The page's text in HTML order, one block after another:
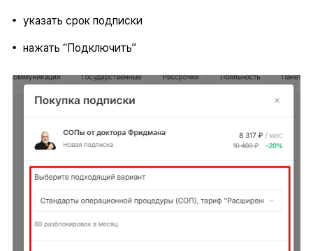
указать срок подписки
нажать “Подключить”